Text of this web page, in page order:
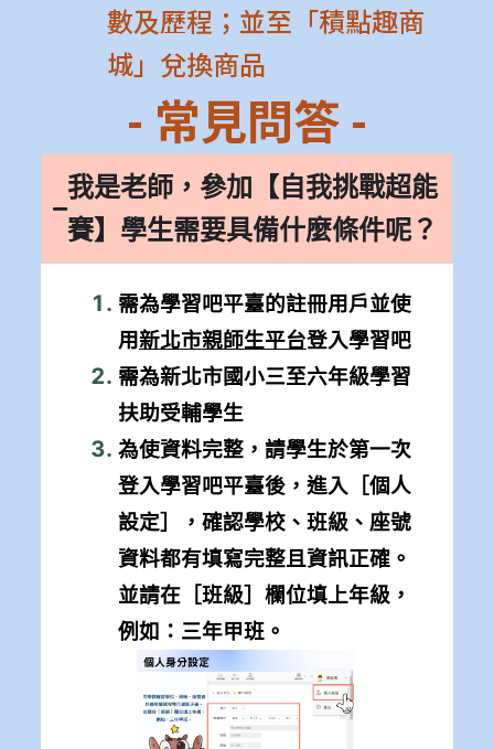
數及歷程；並至「積點趣商
城」兌換商品
- 常見問答 -
我是老師，參加【自我挑戰超能
賽】學生需要具備什麼條件呢？
需為學習吧平臺的註冊用戶並使
用新北市親師生平台登入學習吧
需為新北市國小三至六年級學習
扶助受輔學生
為使資料完整，請學生於第一次
登入學習吧平臺後，進入［個人
設定］，確認學校、班級、座號
資料都有填寫完整且資訊正確。
並請在［班級］欄位填上年級，
例如：三年甲班。